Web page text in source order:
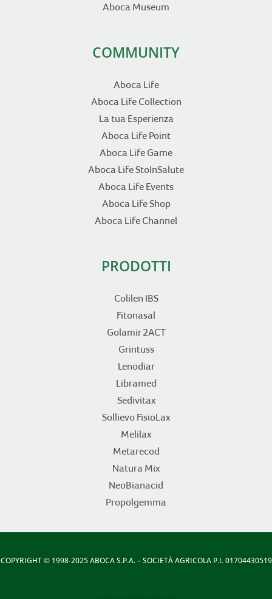
Aboca Museum
COMMUNITY
Aboca Life
Aboca Life Collection
La tua Esperienza
Aboca Life Point
Aboca Life Game
Aboca Life StoInSalute
Aboca Life Events
Aboca Life Shop
Aboca Life Channel
PRODOTTI
Colilen IBS
Fitonasal
Golamir 2ACT
Grintuss
Lenodiar
Libramed
Sedivitax
Sollievo FisioLax
Melilax
Metarecod
Natura Mix
NeoBianacid
Propolgemma
COPYRIGHT© 1998-2025 ABOCA S.P.A. – SOCIETÀ AGRICOLA P.I. 01704430519